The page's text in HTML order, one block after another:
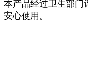
本产品经过卫生部门
安心使用。